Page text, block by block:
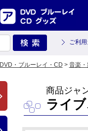
ご利
DVD・ブルーレイ・CD > 音楽・
商品ジャ
ライ